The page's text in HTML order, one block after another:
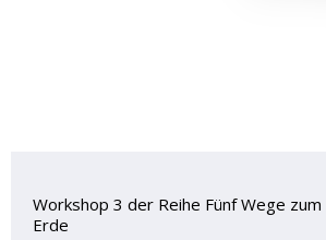
Workshop 3 der Reihe Fünf Wege
Erde